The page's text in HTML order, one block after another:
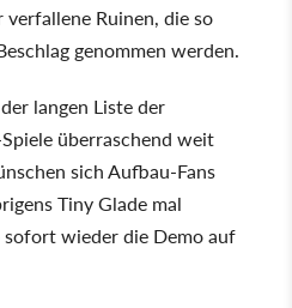
Ruinen, die so
genommen werden.
langen Liste der
überraschend weit
sich Aufbau-Fans
Tiny Glade mal
wieder die Demo auf